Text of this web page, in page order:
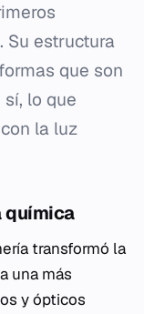
Su estructura
que son
lo que
la luz
química
transformó la
una más
y ópticos